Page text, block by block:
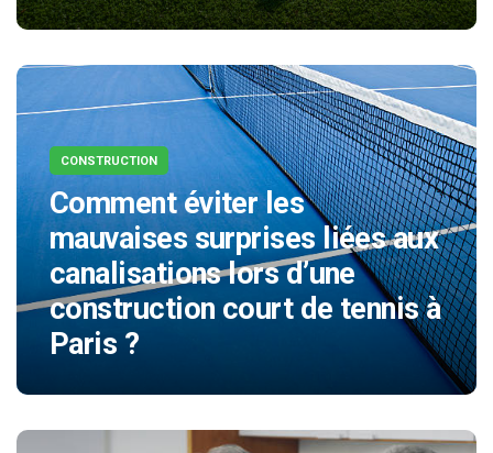
CONSTRUCTION
Comment éviter les
mauvaises surprises liées aux
canalisations lors d’une
construction court de tennis à
Paris ?